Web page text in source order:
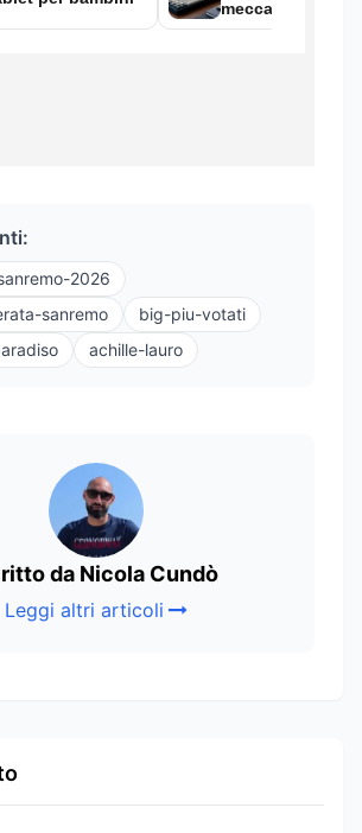
2026
sanremo
big-piu-votati
achille-lauro
da Nicola Cundò
Leggi altri articoli